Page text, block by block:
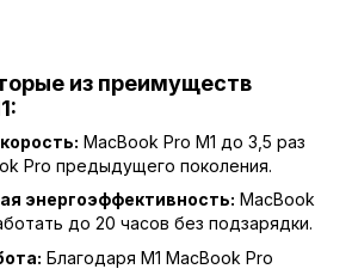
из преимуществ
MacBook Pro M1 до 3,5 раз
Pro предыдущего поколения.
энергоэффективность: MacBook
до 20 часов без подзарядки.
Благодаря M1 MacBook Pro